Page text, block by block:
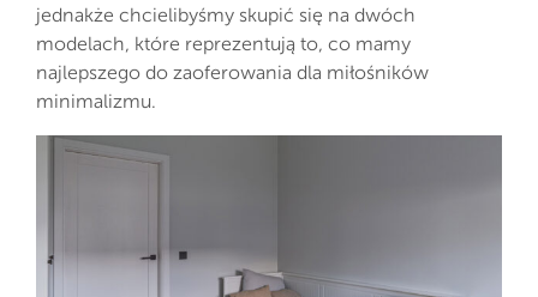
jednakże chcielibyśmy skupić się na dwóch
modelach, które reprezentują to, co mamy
najlepszego do zaoferowania dla miłośników
minimalizmu.